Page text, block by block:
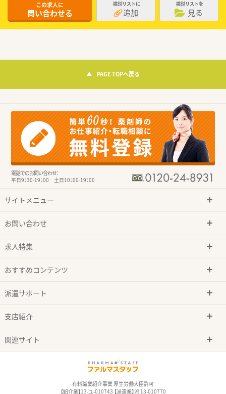
この求人に
問い合わせる
検討リストに
追加
検討リストを
見る
PAGE TOPへ戻る
電話でのお問い合わせ：
平日9：30-19：00 土日10：00-19：00
サイトメニュー
お問い合わせ
求人特集
おすすめコンテンツ
派遣サポート
支店紹介
関連サイト
有料職業紹介事業 厚生労働大臣許可
【紹介業】13-ユ-010743 【派遣業】派 13-010770